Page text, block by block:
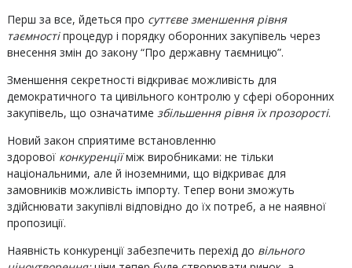
Перш за все, йдеться про суттєве зменшення рівня
таємностіпроцедур і порядку оборонних закупівель через
внесення змін до закону “Про державну таємницю”.
Зменшення секретності відкриває можливість для
демократичного та цивільного контролю у сфері оборонних
закупівель, що означатиме збільшення рівня їх прозорості.
Новий закон сприятиме встановленню
здорової конкуренціїміж виробниками: не тільки
національними, але й іноземними, що відкриває для
замовників можливість імпорту. Тепер вони зможуть
здійснювати закупівлі відповідно до їх потреб, а не наявної
пропозиції.
Наявність конкуренції забезпечить перехід до вільного